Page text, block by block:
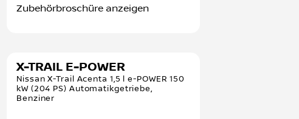
Zubehörbroschüre anzeigen
X-TRAIL E-POWER
Nissan X-Trail Acenta 1,5 l e-POWER 150
kW (204 PS) Automatikgetriebe,
Benziner